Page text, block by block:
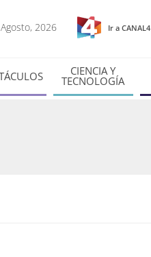
Agosto, 2026 Ir a CANAL4
CIENCIA Y
TECNOLOGÍA